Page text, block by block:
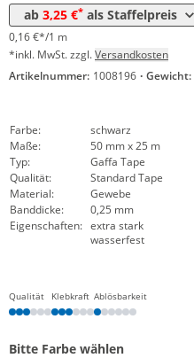
ab 3,25 €* als Staffelpreis
0,16 €*/1 m
*inkl. MwSt. zzgl.Versandkosten
Artikelnummer: 1008196 · Gewicht:
Farbe:
schwarz
Maße:
50 mm x 25 m
Typ:
Gaffa Tape
Qualität:
Standard Tape
Material:
Gewebe
Banddicke:
0,25 mm
Eigenschaften: extra stark
wasserfest
Qualität Klebkraft Ablösbarkeit
Bitte Farbe wählen